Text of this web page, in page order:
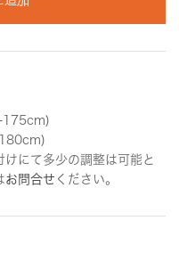
175cm)
にて多少の調整は可能と
お問合せ ください。